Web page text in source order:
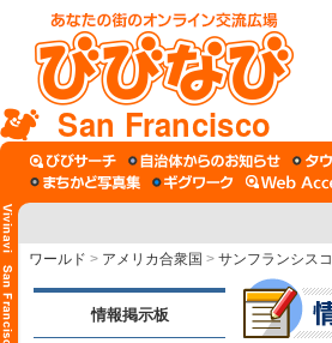
San Francisco
ワールド > アメリカ合衆国 > サンフランシスコ
情報掲示板